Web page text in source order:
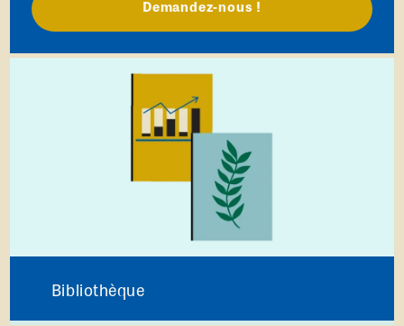
Demandez-nous !
Bibliothèque